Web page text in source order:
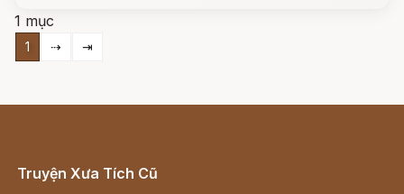
1 mục
1 ⇢ ⇥
Truyện Xưa Tích Cũ